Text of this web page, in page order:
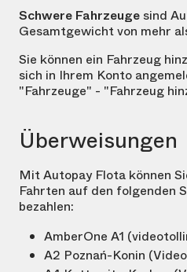
Schwere Fahrzeuge sind
Gesamtgewicht von mehr
Sie können ein Fahrzeug
sich in Ihrem Konto
"Fahrzeuge" - "Fahrzeug
Überweisungen
Mit Autopay Flota können
Fahrten auf den folgenden
bezahlen:
AmberOne A1
A2 Poznań-Konin